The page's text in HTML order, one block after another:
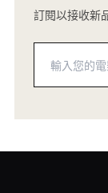
訂閱以接收新